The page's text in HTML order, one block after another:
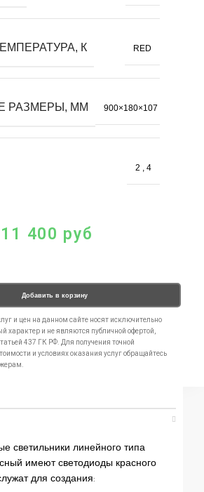
К RED
РАЗМЕРЫ, ММ 900×180×107
2 , 4
11 400 руб
Добавить в корзину
и цен на данном сайте носят исключительно
характер и не являются публичной офертой,
437 ГК РФ. Для получения точной
и условиях оказания услуг обращайтесь
светильники линейного типа
имеют светодиоды красного
для создания: